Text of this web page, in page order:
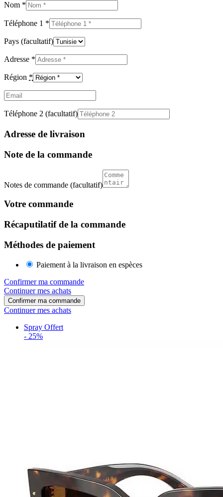
Nom *
Téléphone 1 *
Pays (facultatif)
Adresse *
Région *
Email
Téléphone 2 (facultatif)
Adresse de livraison
Note de la commande
Notes de commande (facultatif)
Votre commande
Récaputilatif de la commande
Méthodes de paiement
Paiement à la livraison en espèces
Confirmer ma commande
Continuer mes achats
Confirmer ma commande
Continuer mes achats
Spray Offert
- 25%